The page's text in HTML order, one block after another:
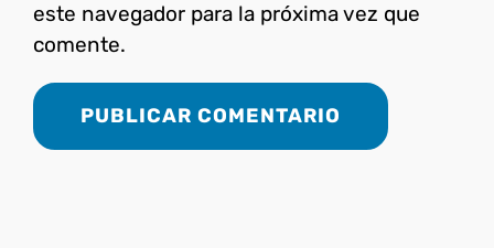
este navegador para la próxima vez que
comente.